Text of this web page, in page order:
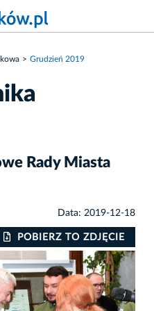
Grudzień 2019
Rady Miasta
Data: 2019-12-18
POBIERZ TO ZDJĘCIE